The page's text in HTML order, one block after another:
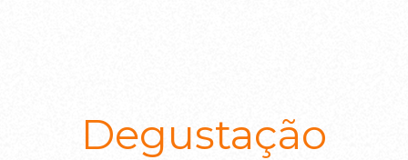
Degustação